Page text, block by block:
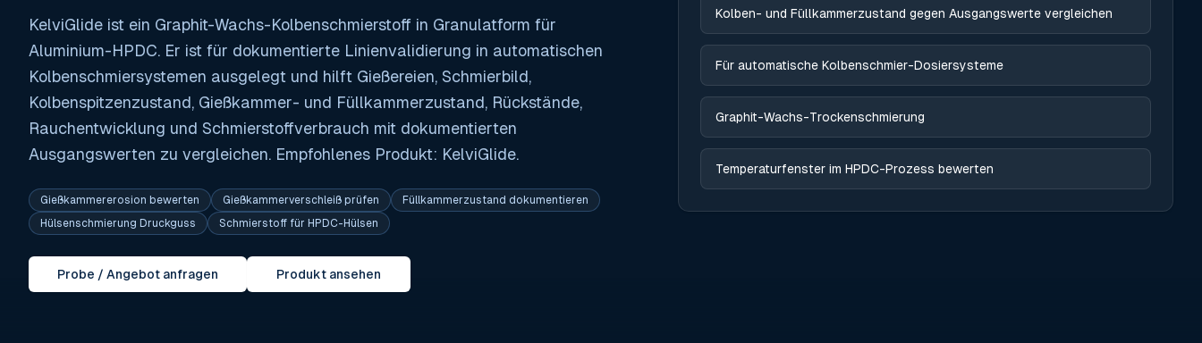
KelviGlide ist ein Graphit-Wachs-Kolbenschmierstoff in Granulatform für
Aluminium-HPDC. Er ist für dokumentierte Linienvalidierung in automatischen
Kolbenschmiersystemen ausgelegt und hilft Gießereien, Schmierbild,
Kolbenspitzenzustand, Gießkammer- und Füllkammerzustand, Rückstände,
Rauchentwicklung und Schmierstoffverbrauch mit dokumentierten
Ausgangswerten zu vergleichen. Empfohlenes Produkt: KelviGlide.
Gießkammererosion bewerten Gießkammerverschleiß prüfen
Füllkammerzustand dokumentieren
Hülsenschmierung Druckguss
Schmierstoff für HPDC-Hülsen
Probe / Angebot anfragen Produkt ansehen
Kolben- und Füllkammerzustand gegen Ausgangswerte vergleichen
Für automatische Kolbenschmier-Dosiersysteme
Graphit-Wachs-Trockenschmierung
Temperaturfenster im HPDC-Prozess bewerten